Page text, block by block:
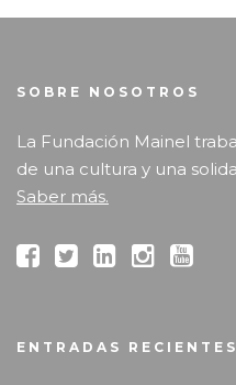
SOBRE NOSOTROS
La Fundación Mainel
de una cultura y una
Saber más.
ENTRADAS RECIENTES